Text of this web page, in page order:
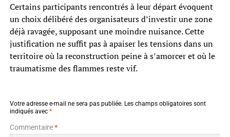
Certains participants rencontrés à leur départ évoquent
un choix délibéré des organisateurs d’investir une zone
déjà ravagée, supposant une moindre nuisance. Cette
justification ne suffit pas à apaiser les tensions dans un
territoire où la reconstruction peine à s’amorcer et où le
traumatisme des flammes reste vif.
Votre adresse e-mail ne sera pas publiée. Les champs obligatoires sont
indiqués avec *
Commentaire*